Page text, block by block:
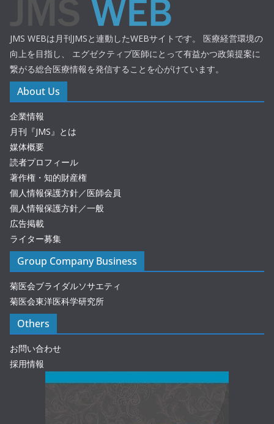
JMS WEBは月刊JMSと連動したWEBサイトです。 医療経営環境の
向上を目指し、 エグゼクティブ医師にとって有益かつ政策提案に
繋がる総合医療情報を発信することを心がけています。
About Us
企業情報
月刊『JMS』とは
媒体概要
読者プロフィール
著作権・知的財産権
個人情報保護方針／医師会員
個人情報保護方針／一般
広告掲載
ライター募集
Group Company Business
菊医会ブライダルソサエティ
菊医会東洋医科学研究所
Others
お問い合わせ
採用情報